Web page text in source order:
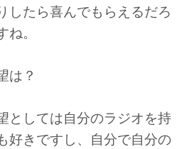
したら喜んでもらえるだろ
。
は？
としては自分のラジオを持
好きですし、自分で自分の